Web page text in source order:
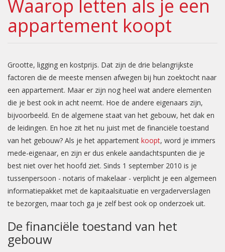
Waarop letten als je een
appartement koopt
Grootte, ligging en kostprijs. Dat zijn de drie belangrijkste
factoren die de meeste mensen afwegen bij hun zoektocht naar
een appartement. Maar er zijn nog heel wat andere elementen
die je best ook in acht neemt. Hoe de andere eigenaars zijn,
bijvoorbeeld. En de algemene staat van het gebouw, het dak en
de leidingen. En hoe zit het nu juist met de financiële toestand
van het gebouw? Als je het appartement koopt, word je immers
mede-eigenaar, en zijn er dus enkele aandachtspunten die je
best niet over het hoofd ziet. Sinds 1 september 2010 is je
tussenpersoon - notaris of makelaar - verplicht je een algemeen
informatiepakket met de kapitaalsituatie en vergaderverslagen
te bezorgen, maar toch ga je zelf best ook op onderzoek uit.
De financiële toestand van het
gebouw